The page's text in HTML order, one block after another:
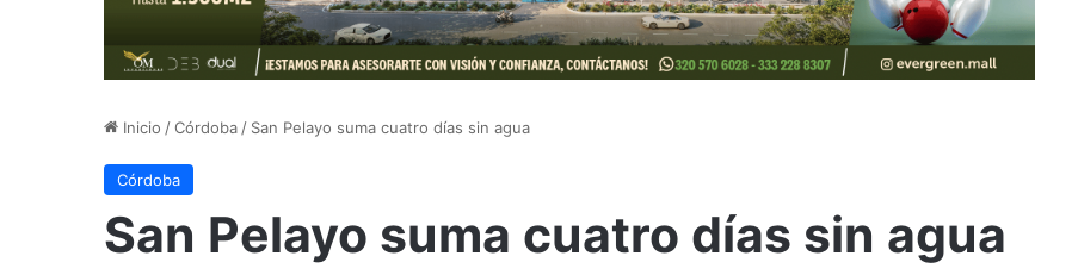
Inicio /Córdoba / San Pelayo suma cuatro días sin agua
Córdoba
San Pelayo suma cuatro días sin agua